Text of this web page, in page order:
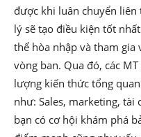
được khi luân chuyển liên
lý sẽ tạo điều kiện tốt
thể hòa nhập và tham gia
vòng ban. Qua đó, các
lượng kiến thức tổng
như: Sales, marketing,
bạn có cơ hội khám phá